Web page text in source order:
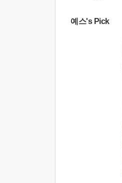
예스's Pick